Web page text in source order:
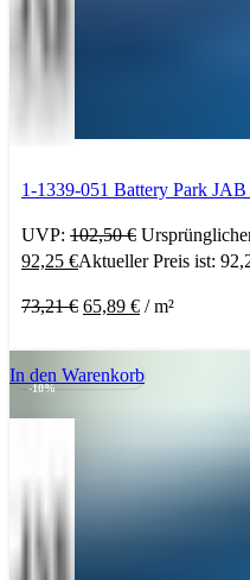
1-1339-051 Battery Park
UVP: 102,50€
92,25 €Aktueller Preis ist:
73,21€ 65,89 € /m²
-10%
In den Warenkorb